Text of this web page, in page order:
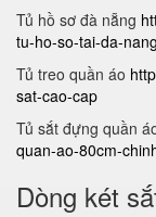
Tủ hồ sơ đà nẵng
tu-ho-so-tai-da-
Tủ treo quần áo
sat-cao-cap
Tủ sắt đựng quần
quan-ao-80cm-
Dòng két